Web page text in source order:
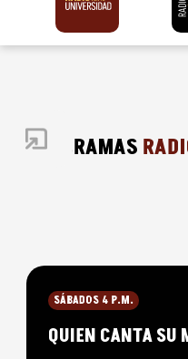
PROGRAMAS
SÁBADOS 4 P.M.
QUIEN CANTA SU